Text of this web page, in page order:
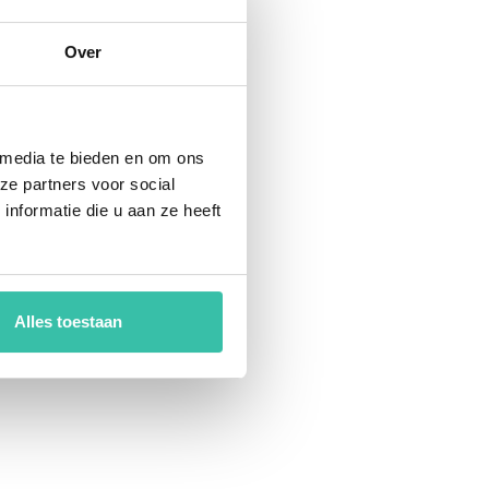
Over
te bieden en om ons
partners voor social
die u aan ze heeft
Alles toestaan